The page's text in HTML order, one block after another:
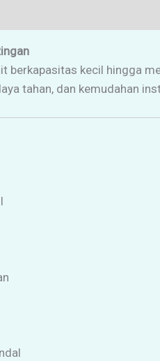
berkapasitas kecil hingga
tahan, dan kemudahan